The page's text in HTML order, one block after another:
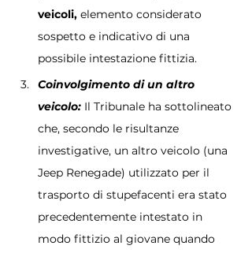
veicoli, elemento considerato
sospetto e indicativo di una
possibile intestazione fittizia.
Coinvolgimento di un altro
veicolo: Il Tribunale ha sottolineato
che, secondo le risultanze
investigative, un altro veicolo (una
Jeep Renegade) utilizzato per il
trasporto di stupefacenti era stato
precedentemente intestato in
modo fittizio al giovane quando